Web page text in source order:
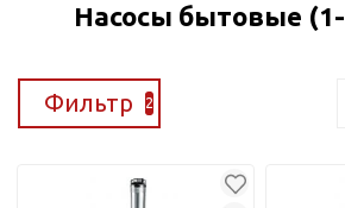
Насосы бытовые
Фильтр 2